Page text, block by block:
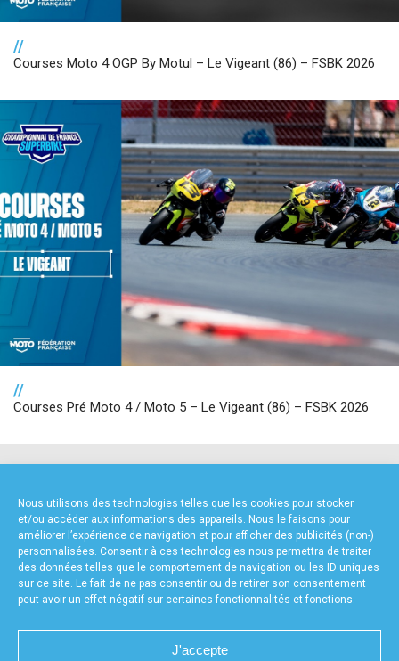
Nous utilisons des technologies telles que les cookies pour stocker
et/ou accéder aux informations des appareils. Nous le faisons pour
améliorer l’expérience de navigation et pour afficher des publicités (non-)
personnalisées. Consentir à ces technologies nous permettra de traiter
des données telles que le comportement de navigation ou les ID uniques
sur ce site. Le fait de ne pas consentir ou de retirer son consentement
peut avoir un effet négatif sur certaines fonctionnalités et fonctions.
J'accepte
//
Courses Moto 4 OGP By Motul – Le Vigeant (86) – FSBK 2026
//
Courses Pré Moto 4 / Moto 5 – Le Vigeant (86) – FSBK 2026